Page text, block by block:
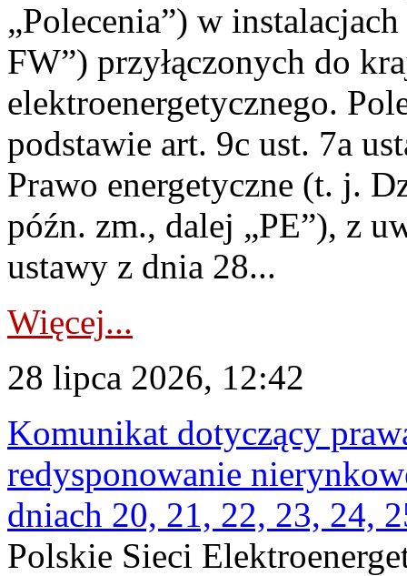
„Polecenia”) w
FW”) przyłączonych do
elektroenergetycznego.
podstawie art. 9c ust. 7a
Prawo energetyczne (t. j.
późn. zm., dalej „PE”), z
ustawy z dnia 28...
Więcej...
28 lipca 2026, 12:42
Komunikat dotyczący
redysponowanie
dniach 20, 21, 22, 23, 24,
Polskie Sieci